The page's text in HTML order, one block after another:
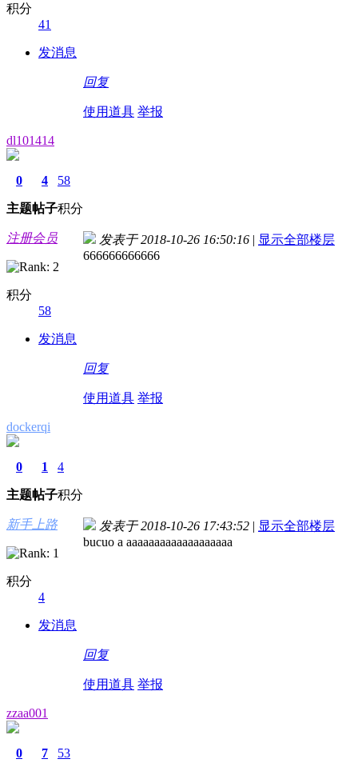
积分
41
发消息
回复
使用道具 举报
dl101414
0
主题
4
帖子
58
积分
注册会员
积分
58
发消息
发表于 2018-10-26 16:50:16 | 显示全部楼层
666666666666
回复
使用道具 举报
dockerqi
0
主题
1
帖子
4
积分
新手上路
积分
4
发消息
发表于 2018-10-26 17:43:52 | 显示全部楼层
bucuo a aaaaaaaaaaaaaaaaaaa
回复
使用道具 举报
zzaa001
0 7 53